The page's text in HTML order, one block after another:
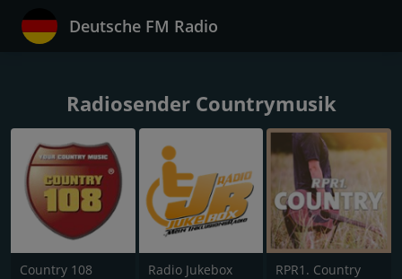
Deutsche FM Radio
Radiosender Countrymusik
Country 108 Radio Jukebox RPR1. Country